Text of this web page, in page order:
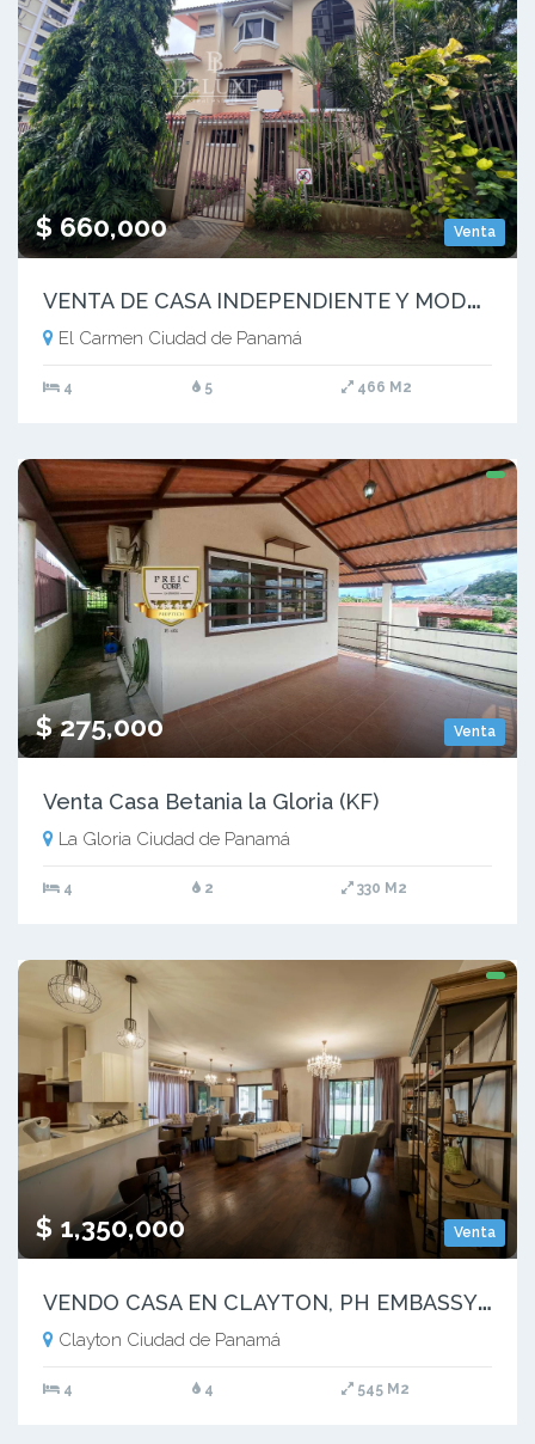
Venta
$ 660,000
V
ENTA DE CASA INDEPENDIENTE Y MODERNA EN EL CARMEN (13)
El Carmen Ciudad de Panamá
4 5 466 M2
Venta
$ 275,000
Venta Casa Betania la Gloria (KF)
La Gloria Ciudad de Panamá
4 2 330 M2
Venta
$ 1,350,000
V
ENDO CASA EN CLAYTON, PH EMBASSY CLUB (10)
Clayton Ciudad de Panamá
4 4 545 M2